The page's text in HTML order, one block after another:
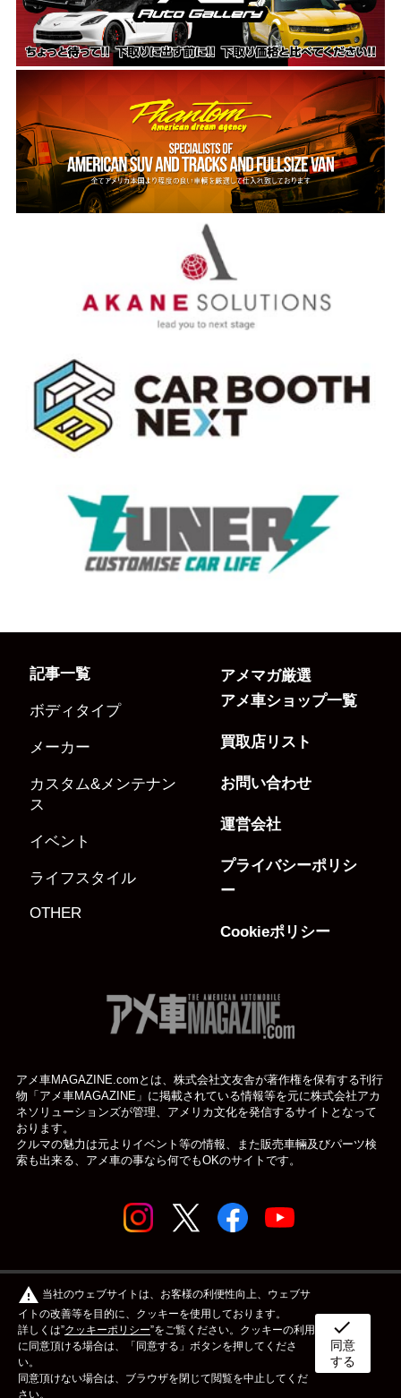
記事一覧
ボディタイプ
メーカー
カスタム&メンテナン
ス
イベント
ライフスタイル
OTHER
アメマガ厳選
アメ車ショップ一覧
買取店リスト
お問い合わせ
運営会社
プライバシーポリシ
ー
Cookieポリシー
アメ車MAGAZINE.comとは、株式会社文友舎が著作権を保有する刊行
物「アメ車MAGAZINE」に掲載されている情報等を元に株式会社アカ
ネソリューションズが管理、アメリカ文化を発信するサイトとなって
おります。
クルマの魅力は元よりイベント等の情報、また販売車輛及びパーツ検
索も出来る、アメ車の事なら何でもOKのサイトです。
© アメ車のWEBマガジン アメ車マガジン公式WEBサイト
| アメマガ All rights reserved.
ボディタイプ メーカー カスタム&メンテナンス
warning 当社のウェブサイトは、お客様の利便性向上、ウェブサ
イトの改善等を目的に、クッキーを使用しております。
詳しくは”クッキーポリシー”をご覧ください。クッキーの利用
に同意頂ける場合は、「同意する」ボタンを押してくださ
い。
同意頂けない場合は、ブラウザを閉じて閲覧を中止してくだ
さい。
check
同意
する